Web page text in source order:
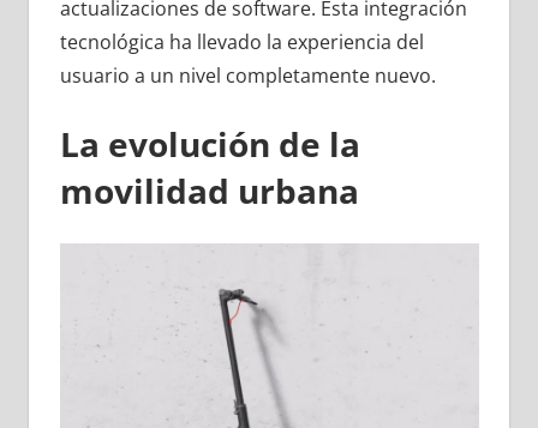
actualizaciones de software. Esta integración
tecnológica ha llevado la experiencia del
usuario a un nivel completamente nuevo.
La evolución de la
movilidad urbana